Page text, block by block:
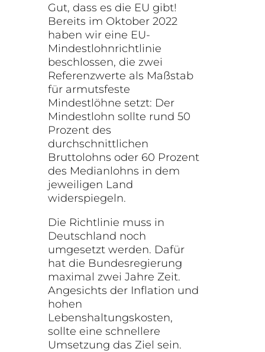
Gut, dass es die EU gibt!
Bereits im Oktober 2022
haben wir eine EU-
Mindestlohnrichtlinie
beschlossen, die zwei
Referenzwerte als Maßstab
für armutsfeste
Mindestlöhne setzt: Der
Mindestlohn sollte rund 50
Prozent des
durchschnittlichen
Bruttolohns oder 60 Prozent
des Medianlohns in dem
jeweiligen Land
widerspiegeln.
Die Richtlinie muss in
Deutschland noch
umgesetzt werden. Dafür
hat die Bundesregierung
maximal zwei Jahre Zeit.
Angesichts der Inflation und
hohen
Lebenshaltungskosten,
sollte eine schnellere
Umsetzung das Ziel sein.